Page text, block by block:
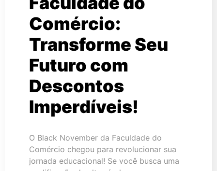
Comércio:
Transforme Seu
Futuro com
Descontos
Imperdíveis!
O Black November da Faculdade do
Comércio chegou para revolucionar sua
jornada educacional! Se você busca uma